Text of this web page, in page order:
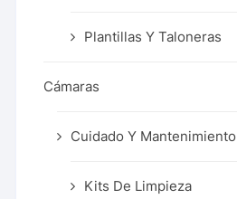
Plantillas Y Taloneras
Cámaras
Cuidado Y Mantenimiento
Kits De Limpieza